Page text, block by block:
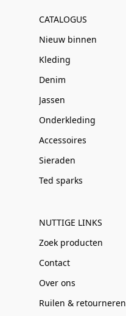
CATALOGUS
Nieuw binnen
Kleding
Denim
Jassen
Onderkleding
Accessoires
Sieraden
Ted sparks
NUTTIGE LINKS
Zoek producten
Contact
Over ons
Ruilen & retourneren